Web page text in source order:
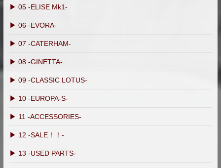
▶ 05 -ELISE Mk1-
▶ 06 -EVORA-
▶ 07 -CATERHAM-
▶ 08 -GINETTA-
▶ 09 -CLASSIC LOTUS-
▶ 10 -EUROPA-S-
▶ 11 -ACCESSORIES-
▶ 12 -SALE！！-
▶ 13 -USED PARTS-